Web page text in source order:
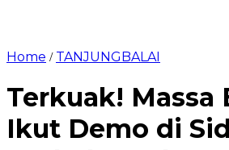
Home / TANJUNGBALAI
Terkuak! Massa
Ikut Demo di